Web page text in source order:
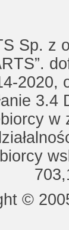
Sp. z
2020,
3.4
w
©